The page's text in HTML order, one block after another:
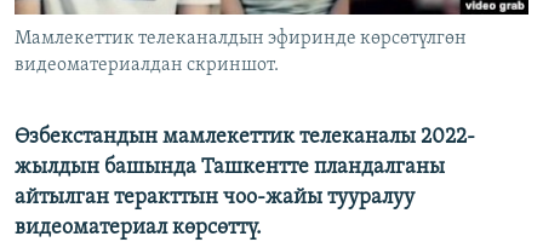
Мамлекеттик телеканалдын эфиринде көрсөтүлгөн
видеоматериалдан скриншот.
Өзбекстандын мамлекеттик телеканалы 2022-
жылдын башында Ташкентте пландалганы
айтылган теракттын чоо-жайы тууралуу
видеоматериал көрсөттү.